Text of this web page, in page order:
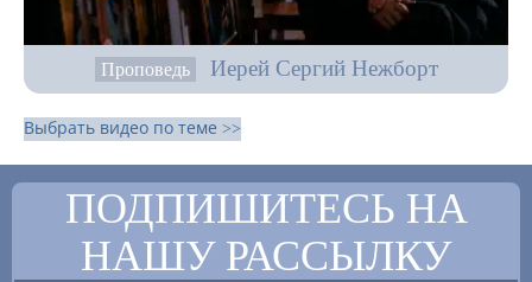
Проповедь Иерей Сергий Нежборт
Выбрать видео по теме >>
ПОДПИШИТЕСЬ НА
НАШУ РАССЫЛКУ